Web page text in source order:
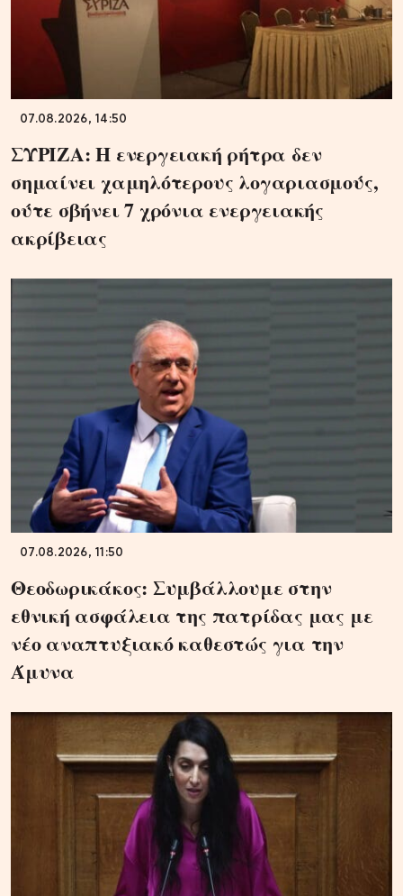
07.08.2026, 14:50
ΣΥΡΙΖΑ: Η ενεργειακή ρήτρα δεν
σημαίνει χαμηλότερους λογαριασμούς,
ούτε σβήνει 7 χρόνια ενεργειακής
ακρίβειας
07.08.2026, 11:50
Θεοδωρικάκος: Συμβάλλουμε στην
εθνική ασφάλεια της πατρίδας μας με
νέο αναπτυξιακό καθεστώς για την
Άμυνα